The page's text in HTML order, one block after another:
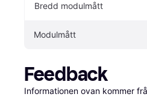
Bredd modulmått
Modulmått
Feedback
Informationen ovan kommer